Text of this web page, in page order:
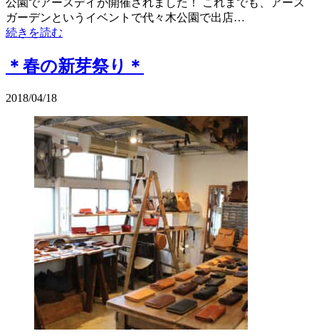
ガーデンというイベントで代々木公園で出店…
続きを読む
＊春の新芽祭り＊
2018/04/18